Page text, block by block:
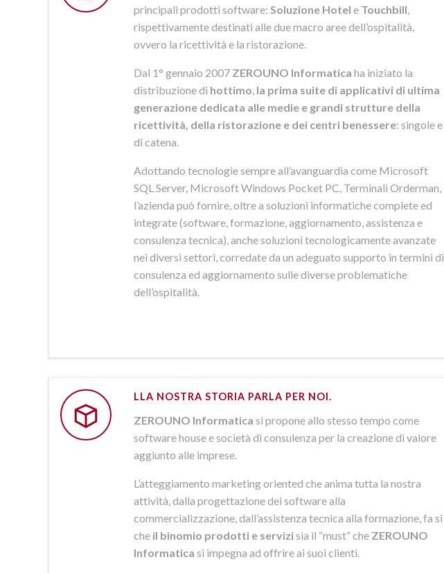
principali prodotti software: Soluzione Hotel e Touchbill
rispettivamente destinati alle due macro aree dell’ospitalità,
ovvero la ricettività e la ristorazione.
Dal 1° gennaio 2007 ZEROUNO Informatica ha iniziato la
distribuzione di hottimo la prima suite di applicativi di ultima
generazione dedicata alle medie e grandi strutture della
ricettività, della ristorazione e dei centri benessere: singole e
di catena.
Adottando tecnologie sempre all’avanguardia come Microsoft
SQL Server, Microsoft Windows Pocket PC, Terminali Orderman,
l’azienda può fornire, oltre a soluzioni informatiche complete ed
integrate (software, formazione, aggiornamento, assistenza e
consulenza tecnica), anche soluzioni tecnologicamente avanzate
nei diversi settori, corredate da un adeguato supporto in termini di
consulenza ed aggiornamento sulle diverse problematiche
dell’ospitalità.
LLA NOSTRA STORIA PARLA PER NOI.
ZEROUNO Informatica si propone allo stesso tempo come
software house e società di consulenza per la creazione di valore
aggiunto alle imprese.
L’atteggiamento marketing oriented che anima tutta la nostra
attività, dalla progettazione dei software alla
commercializzazione, dall’assistenza tecnica alla formazione, fa si
che il binomio prodotti e servizisia il “must” che ZEROUNO
Informatica si impegna ad offrire ai suoi clienti.